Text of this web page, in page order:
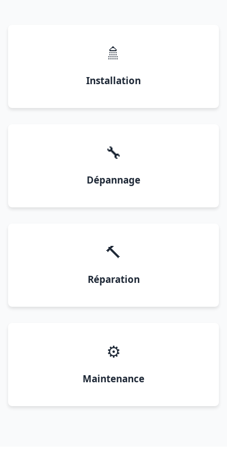
🚿
Installation
🔧
Dépannage
🔨
Réparation
⚙️
Maintenance